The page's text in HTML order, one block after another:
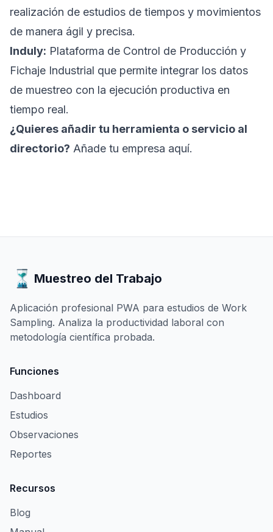
realización de estudios de tiempos y movimientos
de manera ágil y precisa.
Induly: Plataforma de Control de Producción y
Fichaje Industrial que permite integrar los datos
de muestreo con la ejecución productiva en
tiempo real.
¿Quieres añadir tu herramienta o servicio al
directorio? Añade tu empresa aquí.
Muestreo del Trabajo
Aplicación profesional PWA para estudios de Work
Sampling. Analiza la productividad laboral con
metodología científica probada.
Funciones
Dashboard
Estudios
Observaciones
Reportes
Recursos
Blog